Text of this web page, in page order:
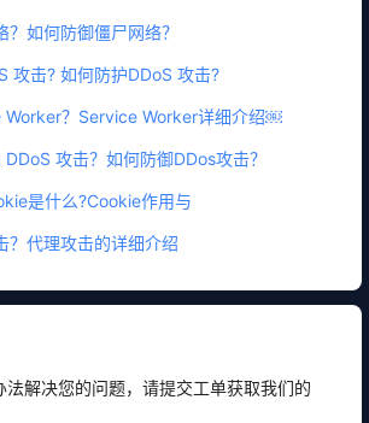
？如何防御僵尸网络？
攻击? 如何防护DDoS 攻击?
Worker？Service Worker详细介绍￼
攻击？如何防御DDos攻击？
是什么?Cookie作用与
？代理攻击的详细介绍
法解决您的问题，请提交工单获取我们的